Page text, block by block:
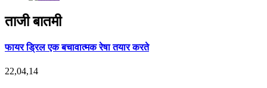
ताजी बातमी
फायर ड्रिल एक बचावात्मक रेषा तयार करते
22,04,14